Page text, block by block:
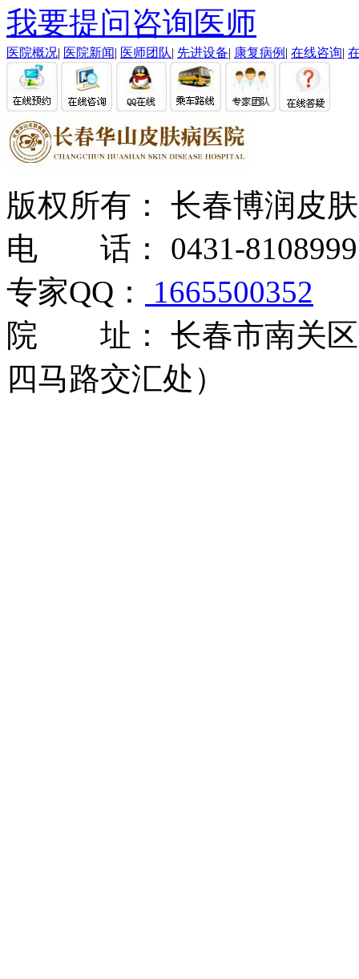
我要提问咨询医师
医院概况| 医院新闻| 医师团队| 先进设备| 康复病例 | 在线咨询|
版权所有： 长春博润皮
电 话： 0431-
专家QQ：
1665500352
院 址： 长春市南关区
四马路交汇处）